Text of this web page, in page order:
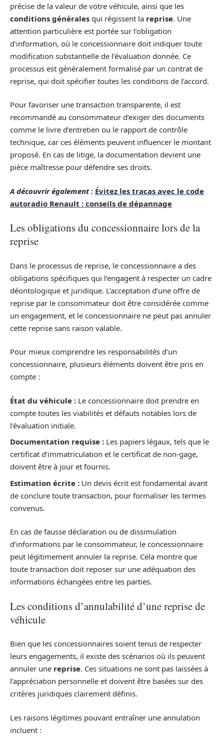
précise de la valeur de votre véhicule, ainsi que les
conditions générales qui régissent la reprise. Une
attention particulière est portée sur l’obligation
d’information, où le concessionnaire doit indiquer toute
modification substantielle de l’évaluation donnée. Ce
processus est généralement formalisé par un contrat de
reprise, qui doit spécifier toutes les conditions de l’accord.
Pour favoriser une transaction transparente, il est
recommandé au consommateur d’exiger des documents
comme le livre d’entretien ou le rapport de contrôle
technique, car ces éléments peuvent influencer le montant
proposé. En cas de litige, la documentation devient une
pièce maîtresse pour défendre ses droits.
A découvrir également : Évitez les tracas avec le code
autoradio Renault : conseils de dépannage
Les obligations du concessionnaire lors de la
reprise
Dans le processus de reprise, le concessionnaire a des
obligations spécifiques qui l’engagent à respecter un cadre
déontologique et juridique. L’acceptation d’une offre de
reprise par le consommateur doit être considérée comme
un engagement, et le concessionnaire ne peut pas annuler
cette reprise sans raison valable.
Pour mieux comprendre les responsabilités d’un
concessionnaire, plusieurs éléments doivent être pris en
compte :
État du véhicule : Le concessionnaire doit prendre en
compte toutes les viabilités et défauts notables lors de
l’évaluation initiale.
Documentation requise : Les papiers légaux, tels que le
certificat d’immatriculation et le certificat de non-gage,
doivent être à jour et fournis.
Estimation écrite : Un devis écrit est fondamental avant
de conclure toute transaction, pour formaliser les termes
convenus.
En cas de fausse déclaration ou de dissimulation
d’informations par le consommateur, le concessionnaire
peut légitimement annuler la reprise. Cela montre que
toute transaction doit reposer sur une adéquation des
informations échangées entre les parties.
Les conditions d’annulabilité d’une reprise de
véhicule
Bien que les concessionnaires soient tenus de respecter
leurs engagements, il existe des scénarios où ils peuvent
annuler une reprise. Ces situations ne sont pas laissées à
l’appréciation personnelle et doivent être basées sur des
critères juridiques clairement définis.
Les raisons légitimes pouvant entraîner une annulation
incluent :